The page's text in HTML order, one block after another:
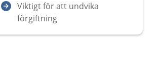
Viktigt för att undvika
förgiftning